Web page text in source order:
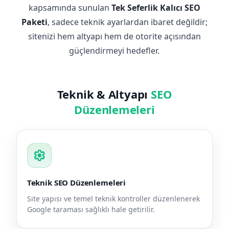
kapsamında sunulan Tek Seferlik Kalıcı SEO
Paketi, sadece teknik ayarlardan ibaret değildir;
sitenizi hem altyapı hem de otorite açısından
güçlendirmeyi hedefler.
Teknik & Altyapı SEO
Düzenlemeleri
settings
Teknik SEO Düzenlemeleri
Site yapısı ve temel teknik kontroller düzenlenerek
Google taraması sağlıklı hale getirilir.